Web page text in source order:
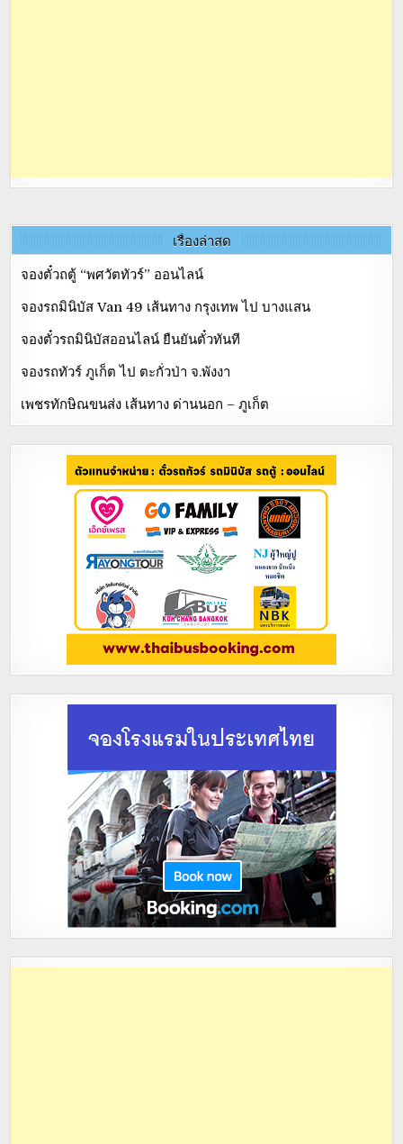
เรื่องล่าสุด
จองตั๋วถตู้ “พศวัตทัวร์” ออนไลน์
จองรถมินิบัส Van 49 เส้นทาง กรุงเทพ ไป บางแสน
จองตั๋วรถมินิบัสออนไลน์ ยืนยันตั๋วทันที
จองรถทัวร์ ภูเก็ต ไป ตะกั่วป่า จ.พังงา
เพชรทักษิณขนส่ง เส้นทาง ด่านนอก – ภูเก็ต